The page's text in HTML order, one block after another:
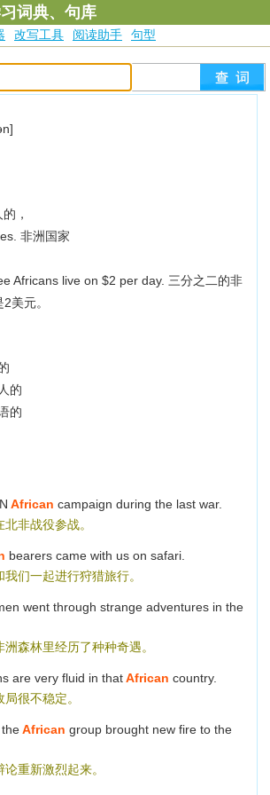
词典、句库
改写工具 阅读助手 句型
，
非洲国家
Africans live on $2 per day. 三分之二的非
美元。
的
的
Africancampaign during the last war.
非战役参战。
bearers came with us on safari.
们一起进行狩猎旅行。
went through strange adventures in the
森林里经历了种种奇遇。
are very fluid in thatAfricancountry.
很不稳定。
Africangroup brought new fire to the
重新激烈起来。